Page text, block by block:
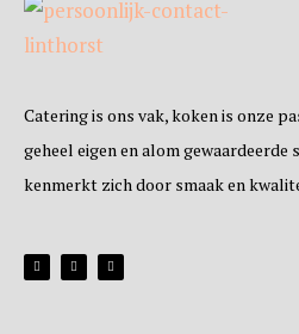
Catering is ons vak, koken is onze
geheel eigen en alom
kenmerkt zich door smaak en